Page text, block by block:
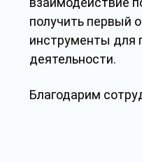
получить первый
инструменты для
деятельности.
Благодарим